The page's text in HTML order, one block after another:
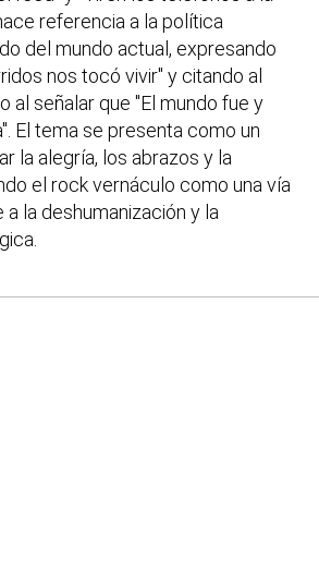
referencia a la política
del mundo actual, expresando
nos tocó vivir" y citando al
al señalar que "El mundo fue y
El tema se presenta como un
la alegría, los abrazos y la
el rock vernáculo como una vía
la deshumanización y la